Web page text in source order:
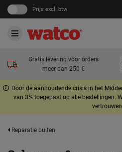
Prijs excl. btw
Gratis levering voor orders
meer dan 250 €
Door de aanhoudende crisis in het
van 3% toegepast op alle bestellingen.
Reparatie buiten